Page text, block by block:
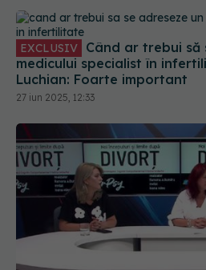
EXCLUSIV
medicului specialist în
Luchian: Foarte important
27 iun 2025, 12:33